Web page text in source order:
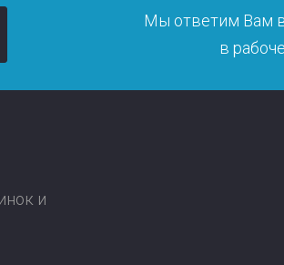
Мы ответим Вам
в
и